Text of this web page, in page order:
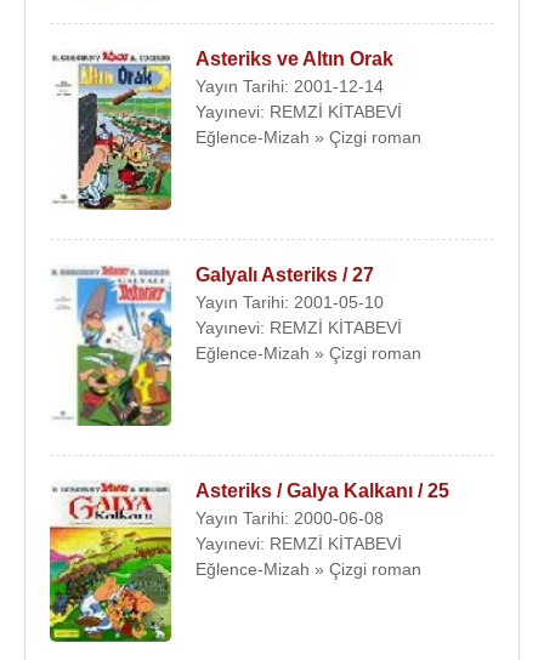
Asteriks ve Altın Orak
Yayın Tarihi: 2001-12-14
Yayınevi: REMZİ KİTABEVİ
Eğlence-Mizah » Çizgi roman
Galyalı Asteriks / 27
Yayın Tarihi: 2001-05-10
Yayınevi: REMZİ KİTABEVİ
Eğlence-Mizah » Çizgi roman
Asteriks / Galya Kalkanı / 25
Yayın Tarihi: 2000-06-08
Yayınevi: REMZİ KİTABEVİ
Eğlence-Mizah » Çizgi roman